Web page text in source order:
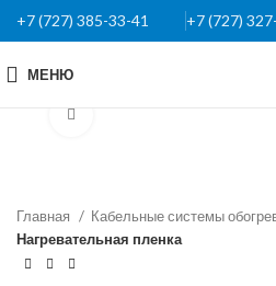
+7 (727) 385-33-41 +7 (727)
МЕНЮ
Главная
Кабельные системы
Нагревательная пленка